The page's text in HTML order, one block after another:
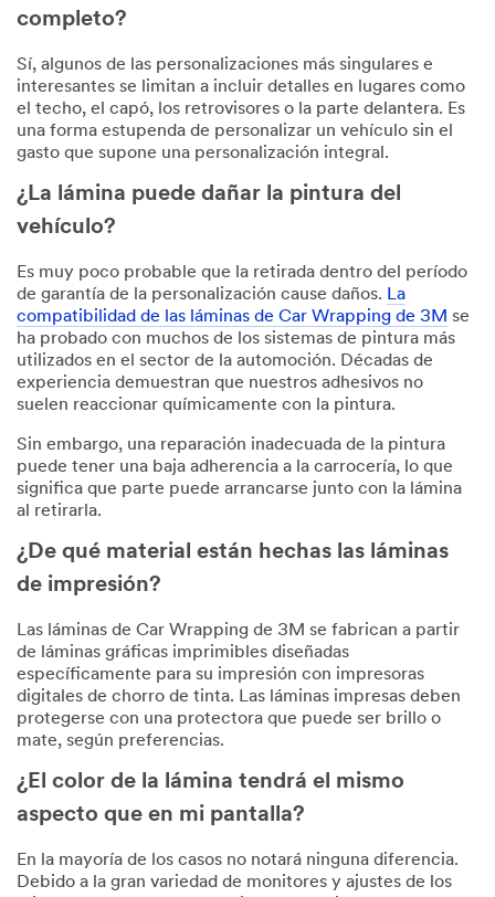
completo?
Sí, algunos de las personalizaciones más singulares e
interesantes se limitan a incluir detalles en lugares como
el techo, el capó, los retrovisores o la parte delantera. Es
una forma estupenda de personalizar un vehículo sin el
gasto que supone una personalización integral.
¿La lámina puede dañar la pintura del
vehículo?
Es muy poco probable que la retirada dentro del período
de garantía de la personalización cause daños. La
compatibilidad de las láminas de Car Wrapping de 3M se
ha probado con muchos de los sistemas de pintura más
utilizados en el sector de la automoción. Décadas de
experiencia demuestran que nuestros adhesivos no
suelen reaccionar químicamente con la pintura.
Sin embargo, una reparación inadecuada de la pintura
puede tener una baja adherencia a la carrocería, lo que
significa que parte puede arrancarse junto con la lámina
al retirarla.
¿De qué material están hechas las láminas
de impresión?
Las láminas de Car Wrapping de 3M se fabrican a partir
de láminas gráficas imprimibles diseñadas
específicamente para su impresión con impresoras
digitales de chorro de tinta. Las láminas impresas deben
protegerse con una protectora que puede ser brillo o
mate, según preferencias.
¿El color de la lámina tendrá el mismo
aspecto que en mi pantalla?
En la mayoría de los casos no notará ninguna diferencia.
Debido a la gran variedad de monitores y ajustes de los